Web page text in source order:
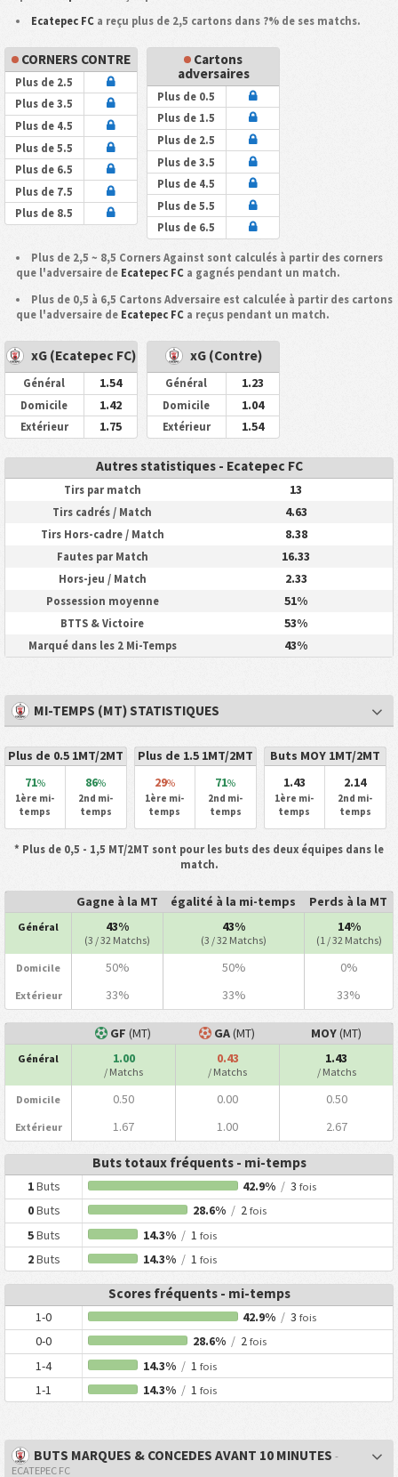
Ecatepec FC a reçu plus de 2,5 cartons dans ?% de ses matchs.
CORNERS CONTRE
Plus de 2.5
Plus de 3.5
Plus de 4.5
Plus de 5.5
Plus de 6.5
Plus de 7.5
Plus de 8.5
Cartons
adversaires
Plus de 0.5
Plus de 1.5
Plus de 2.5
Plus de 3.5
Plus de 4.5
Plus de 5.5
Plus de 6.5
Plus de 2,5 ~ 8,5 Corners Against sont calculés à partir des corners
que l'adversaire de Ecatepec FCa gagnés pendant un match.
Plus de 0,5 à 6,5 Cartons Adversaire est calculée à partir des cartons
que l'adversaire de Ecatepec FCa reçus pendant un match.
xG (Ecatepec FC)
Général 1.54
Domicile 1.42
Extérieur 1.75
xG (Contre)
Général 1.23
Domicile 1.04
Extérieur 1.54
Autres statistiques - Ecatepec FC
Tirs par match 13
Tirs cadrés / Match 4.63
Tirs Hors-cadre / Match 8.38
Fautes par Match 16.33
Hors-jeu / Match 2.33
Possession moyenne 51%
BTTS & Victoire 53%
Marqué dans les 2 Mi-Temps 43%
MI-TEMPS (MT) STATISTIQUES
Plus de 0.5 1MT/2MT
71%
1ère mi-
temps
86%
2nd mi-
temps
Plus de 1.5 1MT/2MT
29%
1ère mi-
temps
71%
2nd mi-
temps
Buts MOY 1MT/2MT
1.43
1ère mi-
temps
2.14
2nd mi-
temps
* Plus de 0,5 - 1,5 MT/2MT sont pour les buts des deux équipes dans le
match.
Gagne à la MT égalité à la mi-temps Perds à la MT
Général 43%
(3 / 32 Matchs)
43%
(3 / 32 Matchs)
14%
(1 / 32 Matchs)
Domicile 50% 50% 0%
Extérieur 33% 33% 33%
GF (MT) GA(MT) MOY(MT)
Général 1.00
/ Matchs
0.43
/ Matchs
1.43
/ Matchs
Domicile 0.50 0.00 0.50
Extérieur 1.67 1.00 2.67
Buts totaux fréquents - mi-temps
1Buts 42.9% / 3fois
0Buts 28.6% /2 fois
5Buts 14.3% /1 fois
2Buts 14.3% /1 fois
Scores fréquents - mi-temps
1-0 42.9% / 3fois
0-0 28.6% /2 fois
1-4 14.3% /1 fois
1-1 14.3% /1 fois
BUTS MARQUES & CONCEDES AVANT 10 MINUTES -
ECATEPEC FC